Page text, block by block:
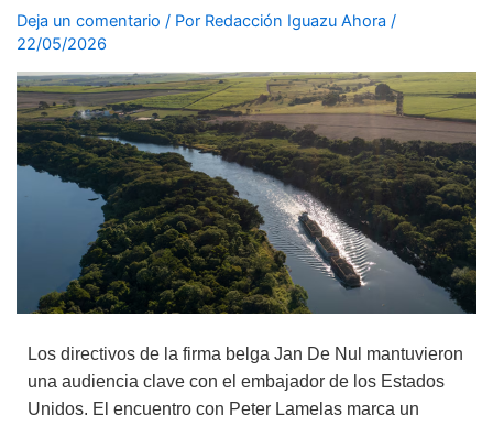
Deja un comentario / Por Redacción Iguazu Ahora /
22/05/2026
Los directivos de la firma belga Jan De Nul mantuvieron
una audiencia clave con el embajador de los Estados
Unidos. El encuentro con Peter Lamelas marca un